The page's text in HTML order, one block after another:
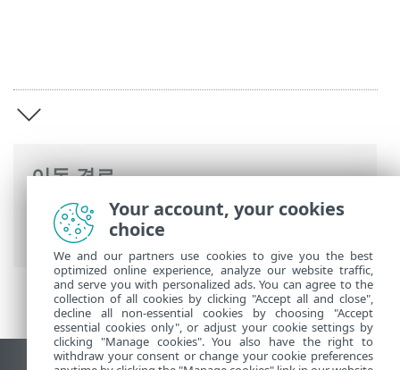
이동 경로
ESET 온라인 도움말>ESET HOME>ESET
HOME 소개
Your account, your cookies
choice
We and our partners use cookies to give you the best
optimized online experience, analyze our website traffic,
and serve you with personalized ads. You can agree to the
collection of all cookies by clicking "Accept all and close",
decline all non-essential cookies by choosing "Accept
essential cookies only", or adjust your cookie settings by
clicking "Manage cookies". You also have the right to
withdraw your consent or change your cookie preferences